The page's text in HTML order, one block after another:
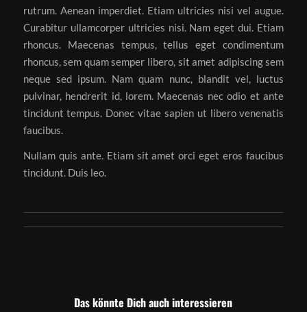
rutrum. Aenean imperdiet. Etiam ultricies nisi vel augue.
Curabitur ullamcorper ultricies nisi. Nam eget dui. Etiam
rhoncus. Maecenas tempus, tellus eget condimentum
rhoncus, sem quam semper libero, sit amet adipiscing sem
neque sed ipsum. Nam quam nunc, blandit vel, luctus
pulvinar, hendrerit id, lorem. Maecenas nec odio et ante
tincidunt tempus. Donec vitae sapien ut libero venenatis
faucibus.
Nullam quis ante. Etiam sit amet orci eget eros faucibus
tincidunt. Duis leo.
Das könnte Dich auch interessieren